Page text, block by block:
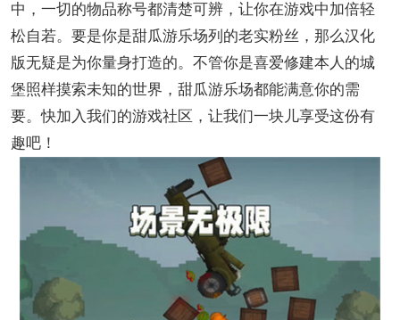
中，一切的物品称号都清楚可辨，让你在游戏中加倍轻
松自若。要是你是甜瓜游乐场列的老实粉丝，那么汉化
版无疑是为你量身打造的。不管你是喜爱修建本人的城
堡照样摸索未知的世界，甜瓜游乐场都能满意你的需
要。快加入我们的游戏社区，让我们一块儿享受这份有
趣吧！